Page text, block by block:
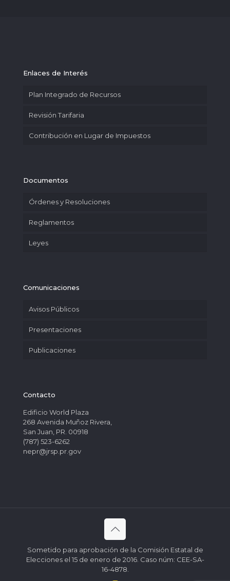
Enlaces de Interés
Plan Integrado de Recursos
Revisión Tarifaria
Contribución en Lugar de Impuestos
Documentos
Órdenes y Resoluciones
Reglamentos
Leyes
Comunicaciones
Avisos Públicos
Presentaciones
Publicaciones
Contacto
Edificio World Plaza
268 Avenida Muñoz Rivera,
San Juan, PR. 00918
(787) 523-6262
nepr@jrsp.pr.gov
Sometido para aprobación de la Comisión Estatal de
Elecciones el 15 de enero de 2016. Caso núm: CEE-SA-
16-4878.